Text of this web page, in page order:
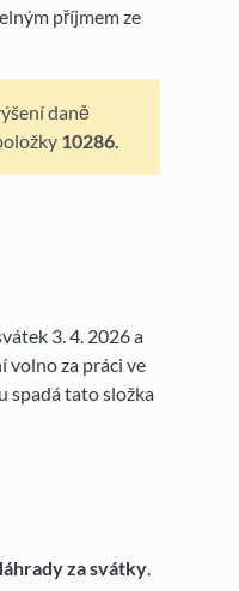
příjmem ze
daně
10286.
3. 4. 2026 a
volno za práci ve
spadá tato složka
za svátky.